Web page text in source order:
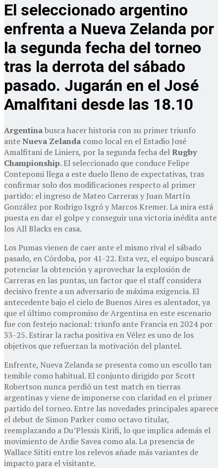
El seleccionado argentino
enfrenta a Nueva Zelanda por
la segunda fecha del torneo
tras la derrota del sábado
pasado. Jugarán en el José
Amalfitani desde las 18.10
Argentinabusca hacer historia con su primer triunfo
anteNueva Zelanda como local en el Estadio José
Amalfitani de Liniers, por la segunda fecha delRugby
Championship. El seleccionado que conduce Felipe
Contepomi llega a este duelo lleno de expectativas, tras
confirmar solo dos modificaciones respecto al primer
partido: el ingreso de Mateo Carreras y Juan Martín
González por Rodrigo Isgró y Marcos Kremer. La mira está
puesta en dar el golpe y conseguir una victoria inédita ante
los All Blacks en casa.
Los Pumas vienen de caer ante el mismo rival el sábado
pasado, en Córdoba, por 41-22. Esta vez, el equipo buscará
potenciar la obtención y aprovechar la explosión de
Carreras en las puntas, un factor que el staff considera
decisivo frente a un adversario de máxima exigencia. El
antecedente bajo el cielo de Buenos Aires es alentador, ya
que el último compromiso de Argentina en este escenario
fue con festejo nacional: triunfo ante Francia en 2024 por
33-25. Estirar la racha positiva en Vélez es uno de los
objetivos que refuerzan la motivación del plantel.
Enfrente, Nueva Zelanda se presenta como un escollo tan
temible como habitual. El conjunto dirigido por Scott
Robertson nunca perdió un test match en tierras
argentinas y viene de imponerse con claridad en el primer
partido del torneo. Entre las novedades principales aparece
el debut de Simon Parker como octavo titular,
reemplazando a Du’Plessis Kirifi, lo que implica además el
movimiento de Ardie Savea como ala. La presencia de
Wallace Sititi entre los relevos añade más variantes de
impacto para el visitante.